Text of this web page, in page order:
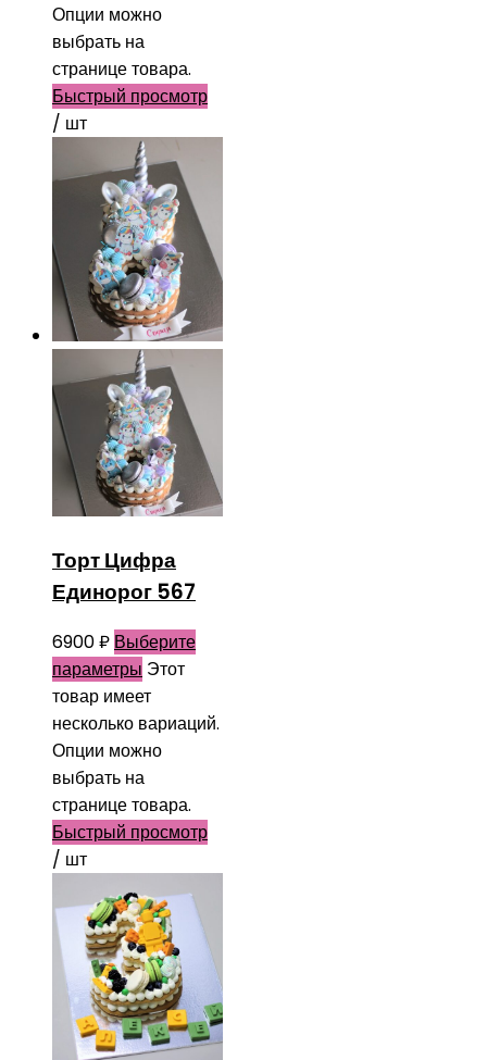
Опции можно
выбрать на
странице товара.
Быстрый просмотр
/ шт
Торт Цифра
Единорог 567
6900₽ Выберите
параметры Этот
товар имеет
несколько вариаций.
Опции можно
выбрать на
странице товара.
Быстрый просмотр
/ шт